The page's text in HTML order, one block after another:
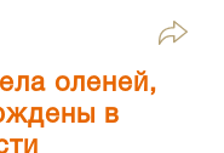
оленей,
в